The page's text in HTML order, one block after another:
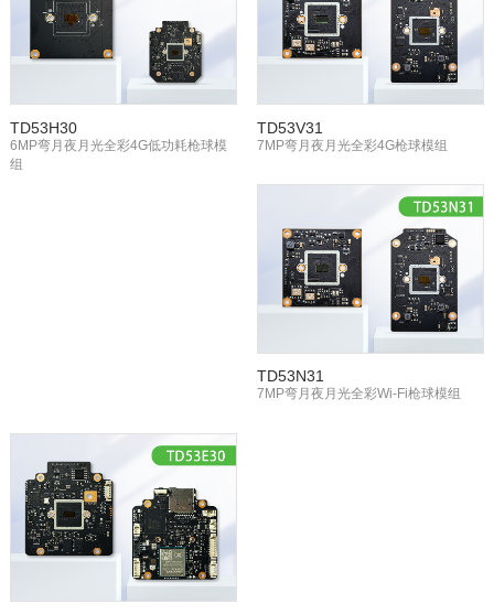
TD53H30
6MP弯月夜月光全彩4G低功耗枪球模
组
TD53V31
7MP弯月夜月光全彩4G枪球模组
TD53N31
7MP弯月夜月光全彩Wi-Fi枪球模组